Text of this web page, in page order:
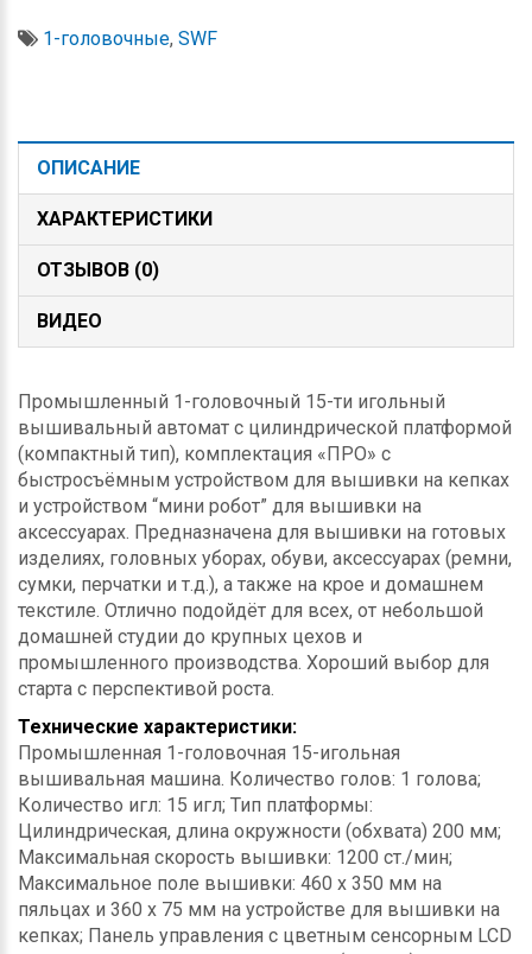
1-головочные, SWF
ОПИСАНИЕ
ХАРАКТЕРИСТИКИ
ОТЗЫВОВ (0)
ВИДЕО
Промышленный 1-головочный 15-ти игольный
вышивальный автомат с цилиндрической платформой
(компактный тип), комплектация «ПРО» с
быстросъёмным устройством для вышивки на кепках
и устройством “мини робот” для вышивки на
аксессуарах. Предназначена для вышивки на готовых
изделиях, головных уборах, обуви, аксессуарах (ремни,
сумки, перчатки и т.д.), а также на крое и домашнем
текстиле. Отлично подойдёт для всех, от небольшой
домашней студии до крупных цехов и
промышленного производства. Хороший выбор для
старта с перспективой роста.
Технические характеристики:
Промышленная 1-головочная 15-игольная
вышивальная машина. Количество голов: 1 голова;
Количество игл: 15 игл; Тип платформы:
Цилиндрическая, длина окружности (обхвата) 200 мм;
Максимальная скорость вышивки: 1200 ст./мин;
Максимальное поле вышивки: 460 х 350 мм на
пяльцах и 360 х 75 мм на устройстве для вышивки на
кепках; Панель управления с цветным сенсорным LCD